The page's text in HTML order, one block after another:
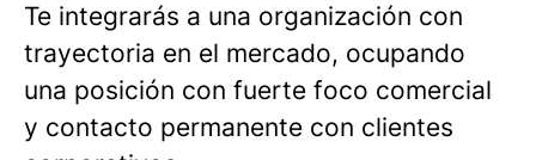
Te integrarás a una organización con
trayectoria en el mercado, ocupando
una posición con fuerte foco comercial
y contacto permanente con clientes